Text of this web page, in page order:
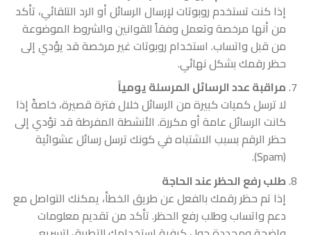
إذا كنت تستخدم روبوتات لإرسال الرسائل أو الرد التلقائي، تأكد
من أنها مرخصة وتعمل وفقاً للقوانين والشروط الموضوعة
من قبل واتساب. استخدام روبوتات غير مرخصة قد يؤدي إلى
حظر رقمك بشكل نهائي.
مراقبة عدد الرسائل المرسلة يومياً
لا ترسل كميات كبيرة من الرسائل خلال فترة قصيرة، خاصةً إذا
كانت الرسائل عامة أو مكررة. الأنشطة المفرطة قد تؤدي إلى
حظر الرقم بسبب الاشتباه في كونك ترسل رسائل عشوائية
(Spam).
طلب رفع الحظر عند الحاجة
إذا تم حظر رقمك بالفعل عن طريق الخطأ، يمكنك التواصل مع
دعم واتساب وطلب رفع الحظر. تأكد من تقديم معلومات